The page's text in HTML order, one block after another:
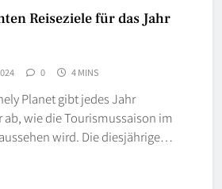
Reiseziele für das Jahr
0 4 MINS
Planet gibt jedes Jahr
ab, wie die Tourismussaison im
wird. Die diesjährige…